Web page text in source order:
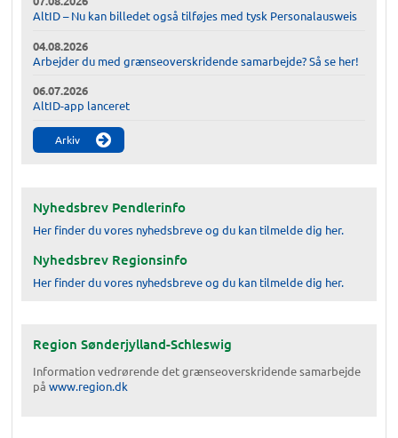
AltID – Nu kan billedet også tilføjes med tysk Personalausweis
04.08.2026
Arbejder du med grænseoverskridende samarbejde? Så se her!
06.07.2026
AltID-app lanceret
Arkiv
Nyhedsbrev Pendlerinfo
Her finder du vores nyhedsbreve og du kan tilmelde dig her.
Nyhedsbrev Regionsinfo
Her finder du vores nyhedsbreve og du kan tilmelde dig her.
Region Sønderjylland-Schleswig
Information vedrørende det grænseoverskridende samarbejde
på www.region.dk